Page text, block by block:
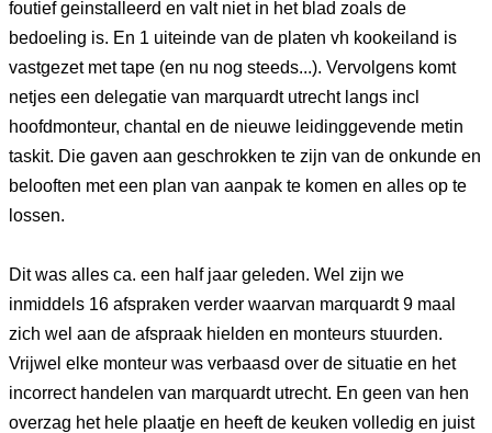
foutief geinstalleerd en valt niet in het blad zoals de
bedoeling is. En 1 uiteinde van de platen vh kookeiland is
vastgezet met tape (en nu nog steeds...). Vervolgens komt
netjes een delegatie van marquardt utrecht langs incl
hoofdmonteur, chantal en de nieuwe leidinggevende metin
taskit. Die gaven aan geschrokken te zijn van de onkunde en
belooften met een plan van aanpak te komen en alles op te
lossen.
Dit was alles ca. een half jaar geleden. Wel zijn we
inmiddels 16 afspraken verder waarvan marquardt 9 maal
zich wel aan de afspraak hielden en monteurs stuurden.
Vrijwel elke monteur was verbaasd over de situatie en het
incorrect handelen van marquardt utrecht. En geen van hen
overzag het hele plaatje en heeft de keuken volledig en juist